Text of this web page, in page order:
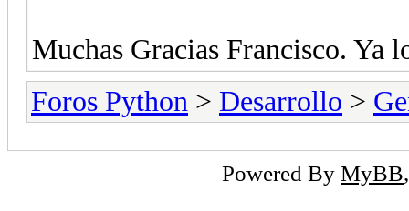
Muchas Gracias Francisco. Ya
Foros Python > Desarrollo >
Powered By MyBB